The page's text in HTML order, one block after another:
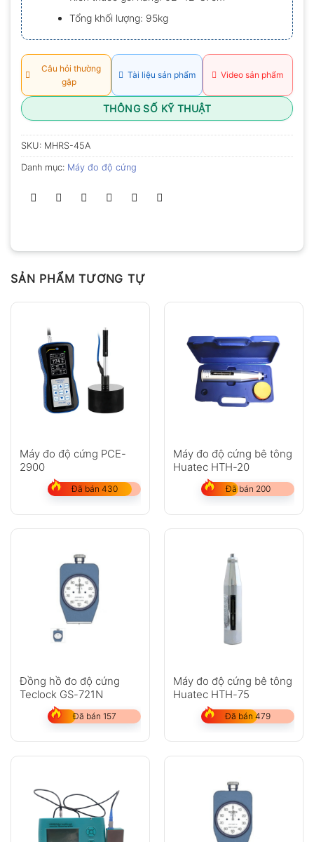
Tổng khối lượng: 95kg
Câu hỏi thường
gặp
Tài liệu sản phẩm Video sản phẩm
THÔNG SỐ KỸ THUẬT
SKU: MHRS-45A
Danh mục: Máy đo độ cứng
SẢN PHẨM TƯƠNG TỰ
Máy đo độ cứng PCE-
2900
Đã bán 430
Máy đo độ cứng bê tông
Huatec HTH-20
Đã bán 200
Đồng hồ đo độ cứng
Teclock GS-721N
Đã bán 157
Máy đo độ cứng bê tông
Huatec HTH-75
Đã bán 479